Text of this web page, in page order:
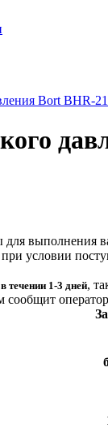
Bort BHR-
выполнения
условии
1-3 дней,
сообщит